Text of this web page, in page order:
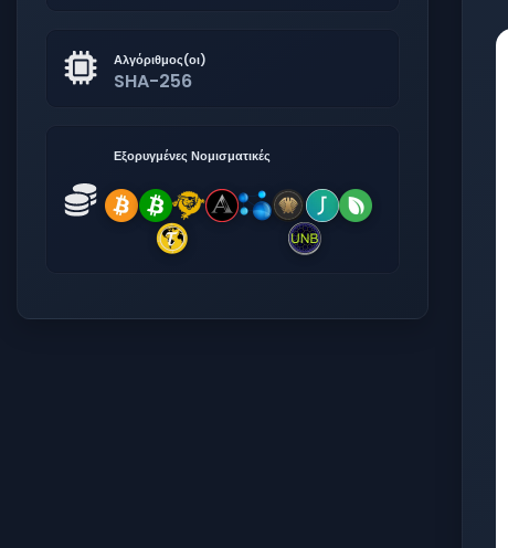
Αλγόριθμος(οι)
SHA-256
Εξορυγμένες Νομισματικές